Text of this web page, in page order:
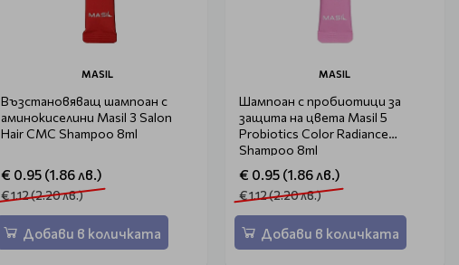
MASIL
Възстановяващ шампоан с
аминокиселини Masil 3 Salon
Hair CMC Shampoo 8ml
€ 0.95 (1.86 лв.)
€ 1.12 (2.20 лв.)
Добави в количката
MASIL
Шампоан с пробиотици за
защита на цвета Masil 5
Probiotics Color Radiance
Shampoo 8ml
€ 0.95 (1.86 лв.)
€ 1.12 (2.20 лв.)
Добави в количката